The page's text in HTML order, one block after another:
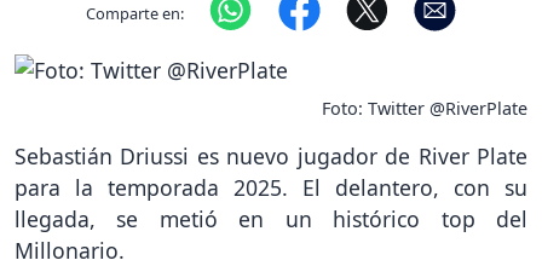
Comparte en:
Foto: Twitter @RiverPlate
Sebastián Driussi es nuevo jugador de River Plate
para la temporada 2025. El delantero, con su
llegada, se metió en un histórico top del
Millonario.